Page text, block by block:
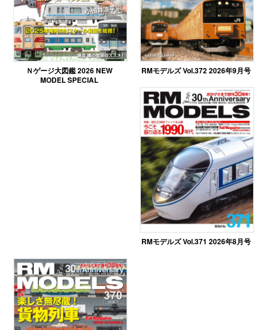
Ｎゲージ大図鑑 2026 NEW
MODEL SPECIAL
RMモデルズ Vol.372 2026年9月号
RMモデルズ Vol.371 2026年8月号